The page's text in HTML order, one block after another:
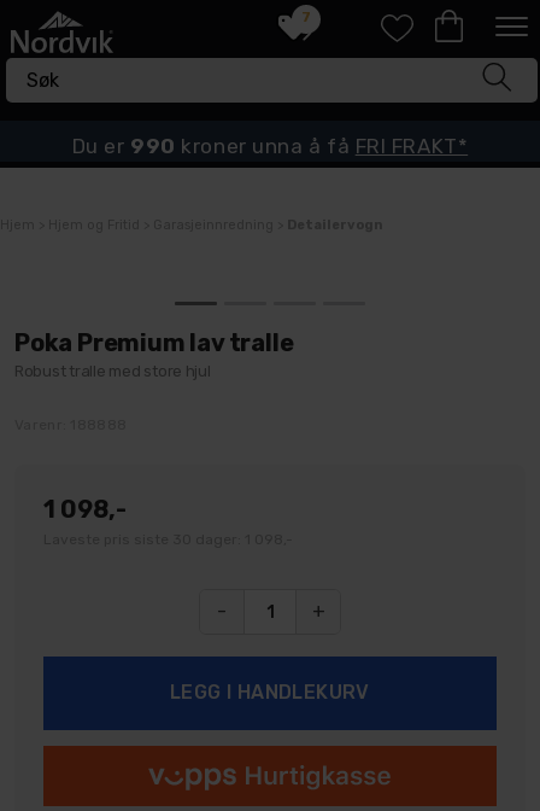
7
Du er 990 kroner unna å få FRI FRAKT*
Poka Premium lav tralle
Robust tralle med store hjul
1 098,-
- +